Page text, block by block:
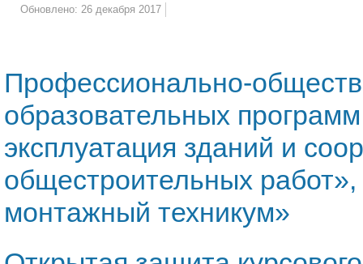
Обновлено: 26 декабря 2017
Профессионально-
образовательных
эксплуатация зданий и
общестроительных
монтажный техникум»